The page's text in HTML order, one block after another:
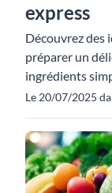
express
Découvrez des
préparer un
ingrédients
Le 20/07/2025